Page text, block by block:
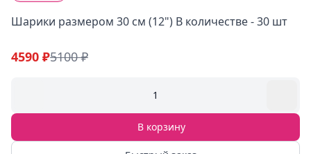
Шарики размером 30 см (12") В количестве - 30 шт
4590 ₽5100 ₽
1
В корзину